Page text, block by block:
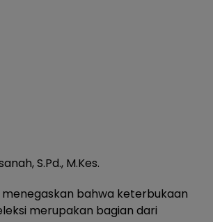
S.Pd., M.Kes.
menegaskan bahwa keterbukaan
merupakan bagian dari